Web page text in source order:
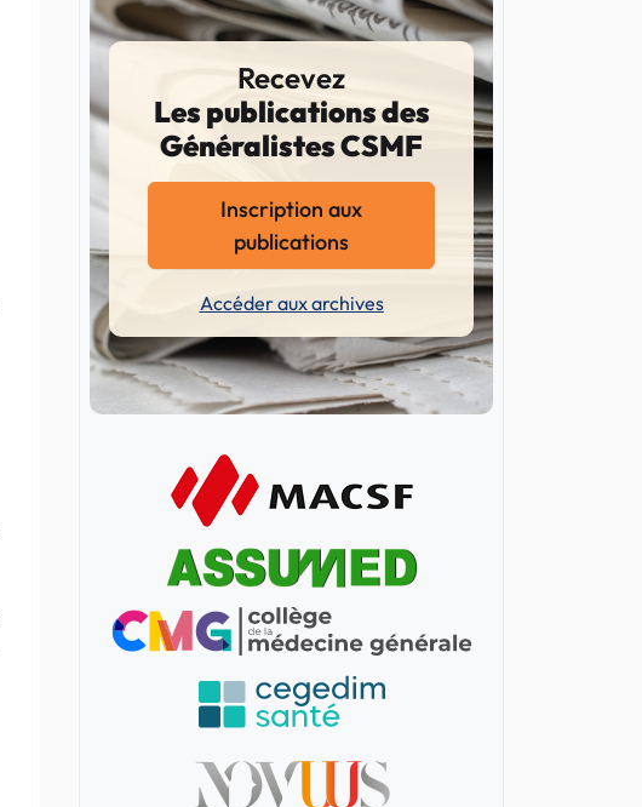
Recevez
Les publications des
Généralistes CSMF
Inscription aux
publications
Accéder aux archives